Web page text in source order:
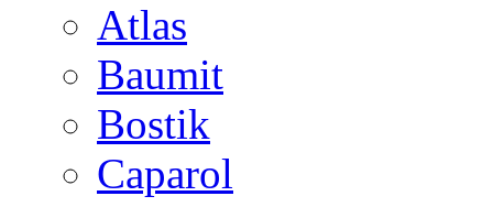
Atlas
Baumit
Bostik
Caparol